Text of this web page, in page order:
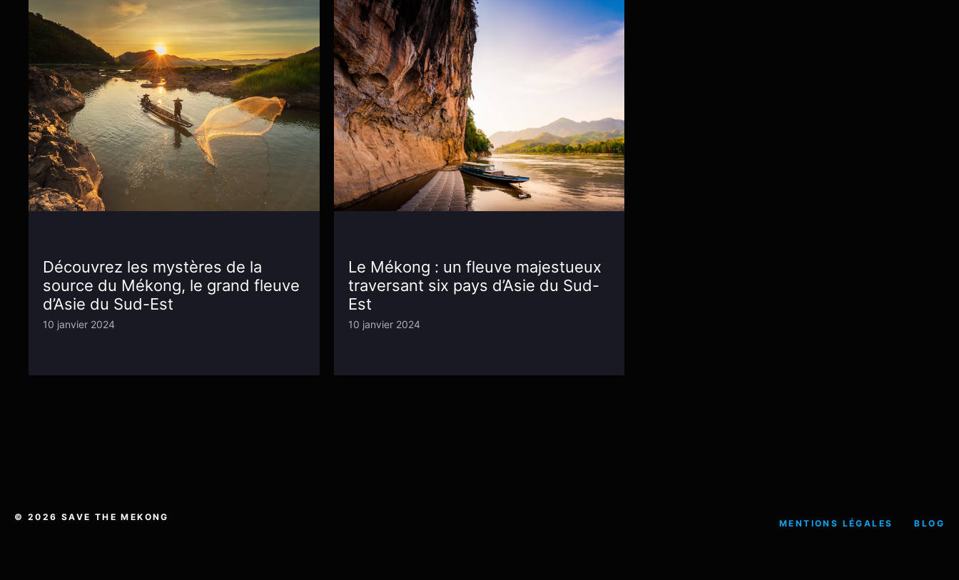
Découvrez les mystères de la
source du Mékong, le grand fleuve
d’Asie du Sud-Est
10 janvier 2024
Le Mékong : un fleuve majestueux
traversant six pays d’Asie du Sud-
Est
10 janvier 2024
© 2026 SAVE THE MEKONG
MENTIONS LÉGALES BLOG